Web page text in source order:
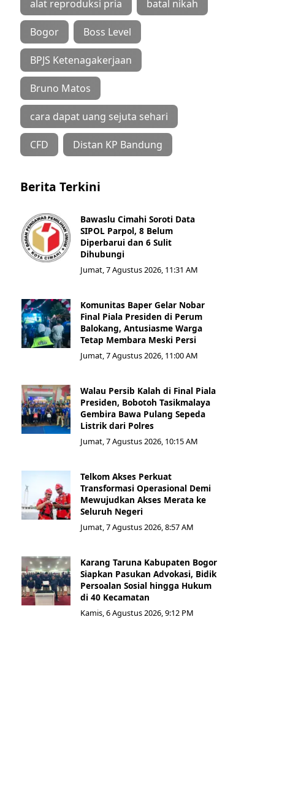
alat reproduksi pria batal nikah
Bogor Boss Level
BPJS Ketenagakerjaan
Bruno Matos
cara dapat uang sejuta sehari
CFD Distan KP Bandung
Berita Terkini
Bawaslu Cimahi Soroti Data
SIPOL Parpol, 8 Belum
Diperbarui dan 6 Sulit
Dihubungi
Jumat, 7 Agustus 2026, 11:31 AM
Komunitas Baper Gelar Nobar
Final Piala Presiden di Perum
Balokang, Antusiasme Warga
Tetap Membara Meski Persi
Jumat, 7 Agustus 2026, 11:00 AM
Walau Persib Kalah di Final Piala
Presiden, Bobotoh Tasikmalaya
Gembira Bawa Pulang Sepeda
Listrik dari Polres
Jumat, 7 Agustus 2026, 10:15 AM
Telkom Akses Perkuat
Transformasi Operasional Demi
Mewujudkan Akses Merata ke
Seluruh Negeri
Jumat, 7 Agustus 2026, 8:57 AM
Karang Taruna Kabupaten Bogor
Siapkan Pasukan Advokasi, Bidik
Persoalan Sosial hingga Hukum
di 40 Kecamatan
Kamis, 6 Agustus 2026, 9:12 PM